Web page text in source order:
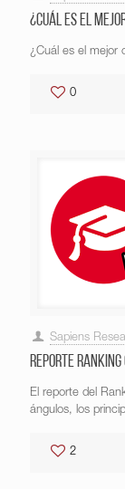
¿Cuál es el
¿Cuál es el mejor
0
Sapiens
REPORTE
El reporte del
ángulos, los
2